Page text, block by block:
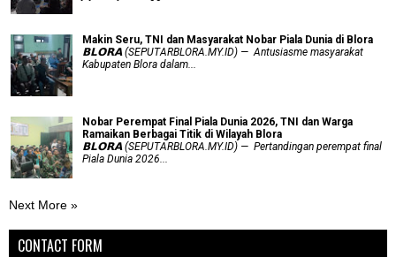
Makin Seru, TNI dan Masyarakat Nobar Piala Dunia di Blora
𝗕𝗟𝗢𝗥𝗔 (SEPUTARBLORA.MY.ID) — Antusiasme masyarakat
Kabupaten Blora dalam...
Nobar Perempat Final Piala Dunia 2026, TNI dan Warga
Ramaikan Berbagai Titik di Wilayah Blora
𝗕𝗟𝗢𝗥𝗔 (SEPUTARBLORA.MY.ID) — Pertandingan perempat final
Piala Dunia 2026...
Next More »
CONTACT FORM